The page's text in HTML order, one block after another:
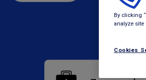
By clicking
analyze
Cookies